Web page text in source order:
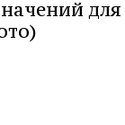
для